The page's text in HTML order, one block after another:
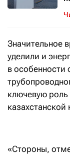
Значительное
уделили и
в особенности
ключевую роль
«Стороны,